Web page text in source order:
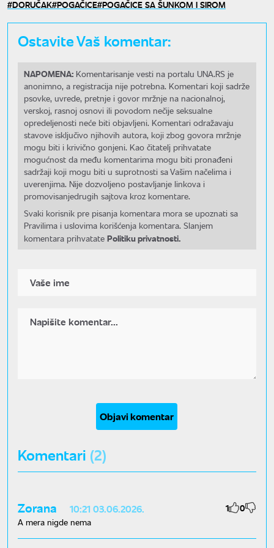
DORUČAK POGAČICE POGAČICE SA ŠUNKOM I SIROM
Ostavite Vaš komentar:
NAPOMENA: Komentarisanje vesti na portalu UNA.RS je
anonimno, a registracija nije potrebna. Komentari koji sadrže
psovke, uvrede, pretnje i govor mržnje na nacionalnoj,
verskoj, rasnoj osnovi ili povodom nečije seksualne
opredeljenosti neće biti objavljeni. Komentari odražavaju
stavove isključivo njihovih autora, koji zbog govora mržnje
mogu biti i krivično gonjeni. Kao čitatelj prihvatate
mogućnost da među komentarima mogu biti pronađeni
sadržaji koji mogu biti u suprotnosti sa Vašim načelima i
uverenjima. Nije dozvoljeno postavljanje linkova i
promovisanjedrugih sajtova kroz komentare.
Svaki korisnik pre pisanja komentara mora se upoznati sa
Pravilima i uslovima korišćenja komentara. Slanjem
komentara prihvatate Politiku privatnosti.
Objavi komentar
Komentari (2)
Zorana 10:21 03.06.2026. 1 0
A mera nigde nema